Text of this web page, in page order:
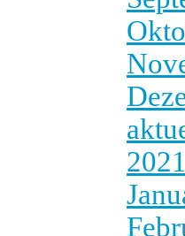
2021